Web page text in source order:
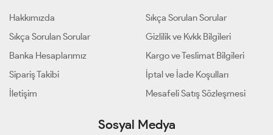
Hakkımızda
Sıkça Sorulan Sorular
Banka Hesaplarımız
Sipariş Takibi
İletişim
Sıkça Sorulan Sorular
Gizlilik ve Kvkk Bilgileri
Kargo ve Teslimat Bilgileri
İptal ve İade Koşulları
Mesafeli Satış Sözleşmesi
Sosyal Medya